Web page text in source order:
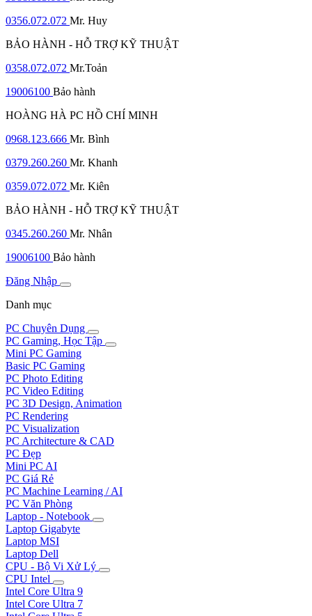
0356.072.072 Mr. Huy
BẢO HÀNH - HỖ TRỢ KỸ THUẬT
0358.072.072 Mr.Toản
19006100 Bảo hành
HOÀNG HÀ PC HỒ CHÍ MINH
0968.123.666 Mr. Bình
0379.260.260 Mr. Khanh
0359.072.072 Mr. Kiên
BẢO HÀNH - HỖ TRỢ KỸ THUẬT
0345.260.260 Mr. Nhân
19006100 Bảo hành
Đăng Nhập
Danh mục
PC Chuyên Dụng
PC Gaming, Học Tập
Mini PC Gaming
Basic PC Gaming
PC Photo Editing
PC Video Editing
PC 3D Design, Animation
PC Rendering
PC Visualization
PC Architecture & CAD
PC Đẹp
Mini PC AI
PC Giá Rẻ
PC Machine Learning / AI
PC Văn Phòng
Laptop - Notebook
Laptop Gigabyte
Laptop MSI
Laptop Dell
CPU - Bộ Vi Xử Lý
CPU Intel
Intel Core Ultra 9
Intel Core Ultra 7